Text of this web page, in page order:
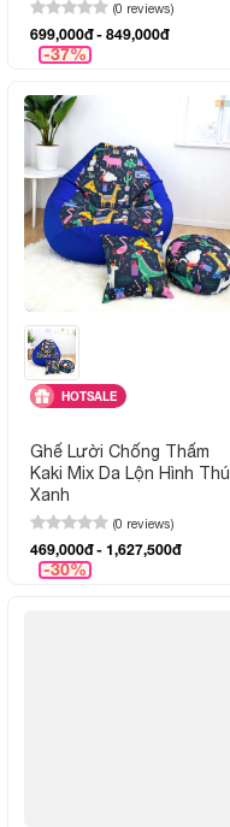
(0 reviews)
699,000đ - 849,000đ
-37%
HOTSALE
Ghế Lười Chống Thấm
Kaki Mix Da Lộn Hình Thú
Xanh
(0 reviews)
469,000đ - 1,627,500đ
-30%